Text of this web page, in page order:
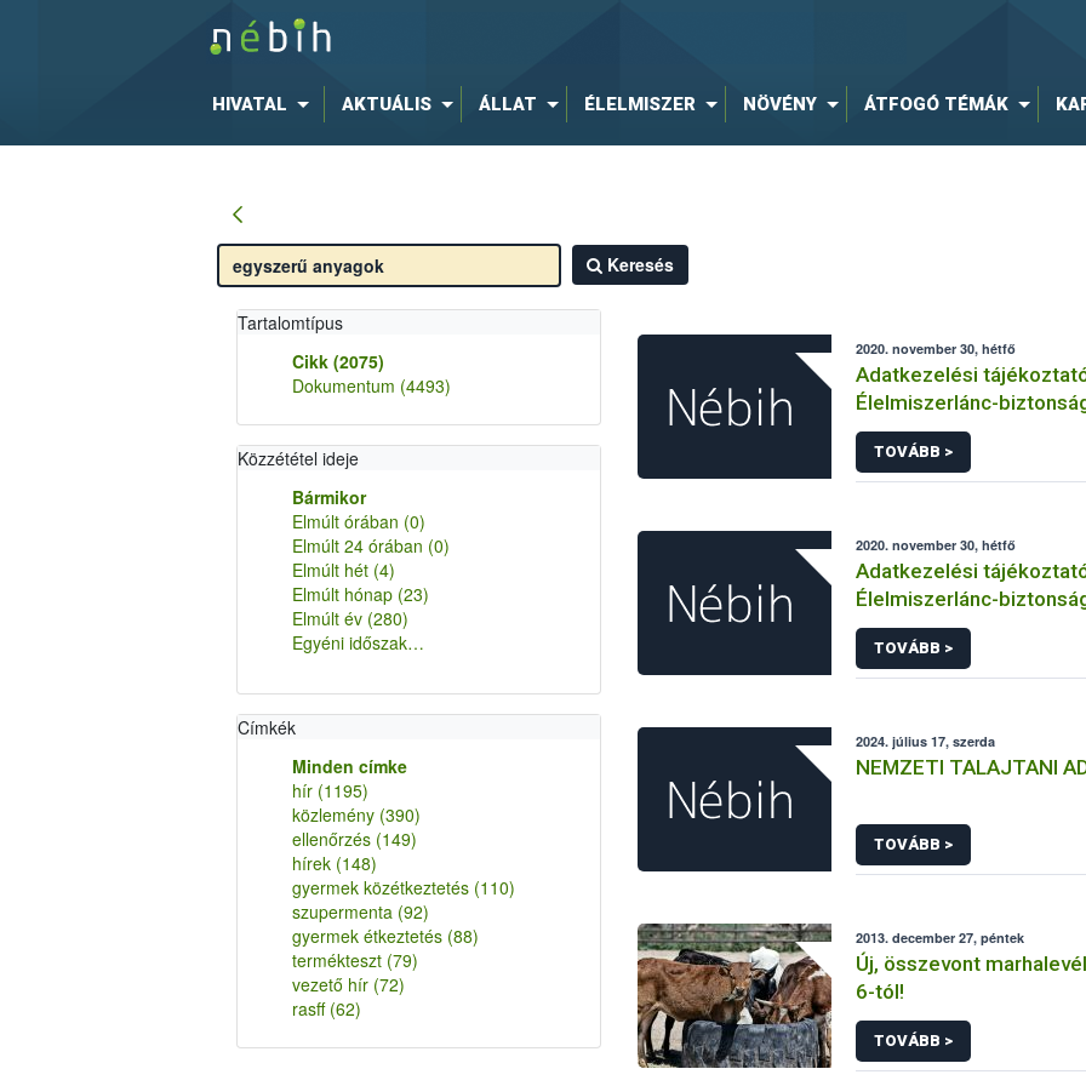
HIVATAL AKTUÁLIS ÁLLAT ÉLELMISZER NÖVÉNY ÁTFOGÓ TÉMÁK
Keresés
Tartalomtípus
Cikk (2075)
Dokumentum (4493)
Közzététel ideje
Bármikor
Elmúlt órában (0)
Elmúlt 24 órában (0)
Elmúlt hét (4)
Elmúlt hónap (23)
Elmúlt év (280)
Egyéni időszak…
Címkék
Minden címke
hír (1195)
közlemény (390)
ellenőrzés (149)
hírek (148)
gyermek közétkeztetés (110)
szupermenta (92)
gyermek étkeztetés (88)
termékteszt (79)
vezető hír (72)
rasff (62)
2020. november 30, hétfő
Adatkezelési
Élelmiszerlánc-
Ügyfélprofil
témakörben intézhető
eljárásaihoz kapcsolódó
TOVÁBB >
2020. november 30, hétfő
Adatkezelési
Élelmiszerlánc-
Ügyfélprofil Rendszerben
talajvédelem
közhatalmi eljárásaihoz
TOVÁBB >
2024. július 17, szerda
NEMZETI TALAJTANI
TOVÁBB >
2013. december 27, péntek
Új, összevont
6-tól!
TOVÁBB >